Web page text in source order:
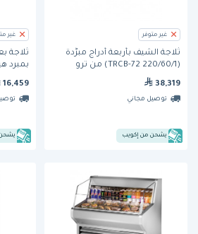
غير متوفر
ثلاجة الشيف بأربعة أدراج مبرَّدة
(TRCB-72 220/60/1) من ترو
38,319
توصيل مجاني
يشحن من إكويب
غير
بمبرد
16,459